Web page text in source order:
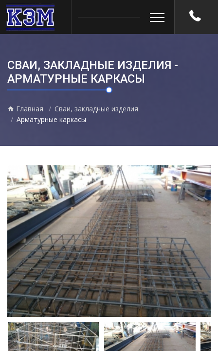
СВАИ, ЗАКЛАДНЫЕ ИЗДЕЛИЯ -
АРМАТУРНЫЕ КАРКАСЫ
Главная
Сваи, закладные изделия
Арматурные каркасы